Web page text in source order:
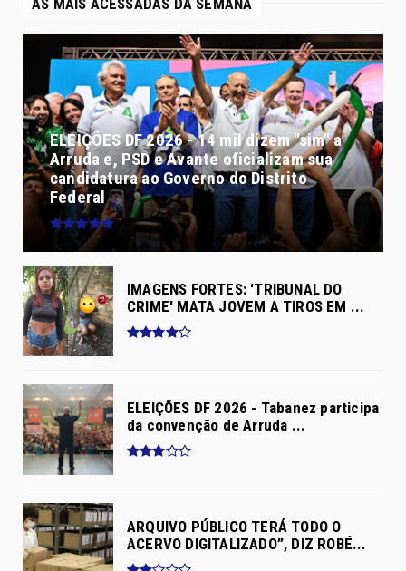
ELEIÇÕES DF 2026 - 14 mil dizem "sim" a
Arruda e, PSD e Avante oficializam sua
candidatura ao Governo do Distrito
Federal
IMAGENS FORTES: 'TRIBUNAL DO
CRIME' MATA JOVEM A TIROS EM ...
ELEIÇÕES DF 2026 - Tabanez participa
da convenção de Arruda ...
ARQUIVO PÚBLICO TERÁ TODO O
ACERVO DIGITALIZADO”, DIZ ROBÉ...